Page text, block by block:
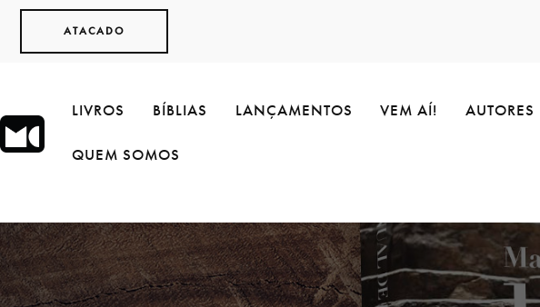
ATACADO
LIVROS BÍBLIAS LANÇAMENTOS VEM AÍ! AUTORES
QUEM SOMOS